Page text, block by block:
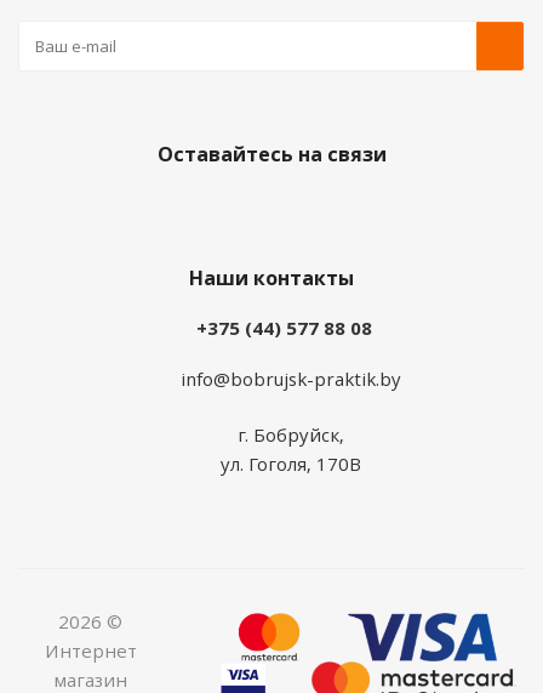
Оставайтесь на связи
Наши контакты
+375 (44) 577 88 08
info@bobrujsk-praktik.by
г. Бобруйск,
ул. Гоголя, 170В
2026 ©
Интернет
магазин